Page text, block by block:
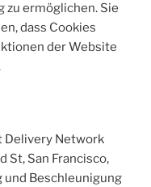
zu ermöglichen. Sie
dass Cookies
der Website
Delivery Network
St, San Francisco,
und Beschleunigung